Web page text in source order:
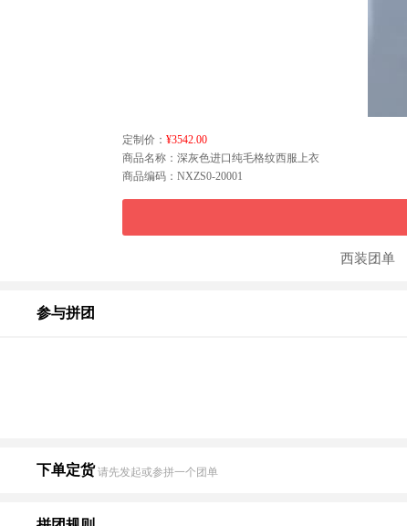
定制价：¥3542.00
商品名称：深灰色进口纯毛格纹西服上衣
商品编码：NXZS0-20001
西装团单
参与拼团
下单定货请先发起或参拼一个团单